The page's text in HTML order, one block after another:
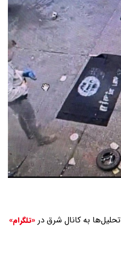
به کانال شرق در «تلگرام»